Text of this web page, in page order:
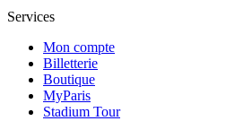
Services
Mon compte
Billetterie
Boutique
MyParis
Stadium Tour